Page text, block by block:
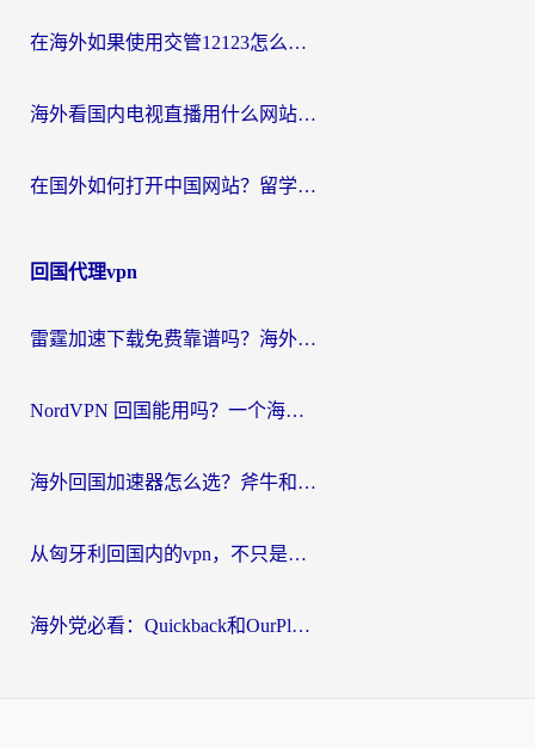
在海外如果使用交管12123怎么处理？留学生亲测有效的回国加速方案
海外看国内电视直播用什么网站比较好？一篇解决你所有追剧难题的实用指南
在国外如何打开中国网站？留学生与海外华人的无缝访问指南
回国代理vpn
雷霆加速下载免费靠谱吗？海外党选回国加速器的避坑指南（附热门工具对比）
NordVPN 回国能用吗？一个海外用户必须面对的真实困境
海外回国加速器怎么选？斧牛和海龟哪个好？一篇帮你避开坑的实用指南
从匈牙利回国内的vpn，不只是为了刷剧那么简单
海外党必看：Quickback和OurPlay好用吗？3分钟选对回国加速器，无缝刷剧玩游戏